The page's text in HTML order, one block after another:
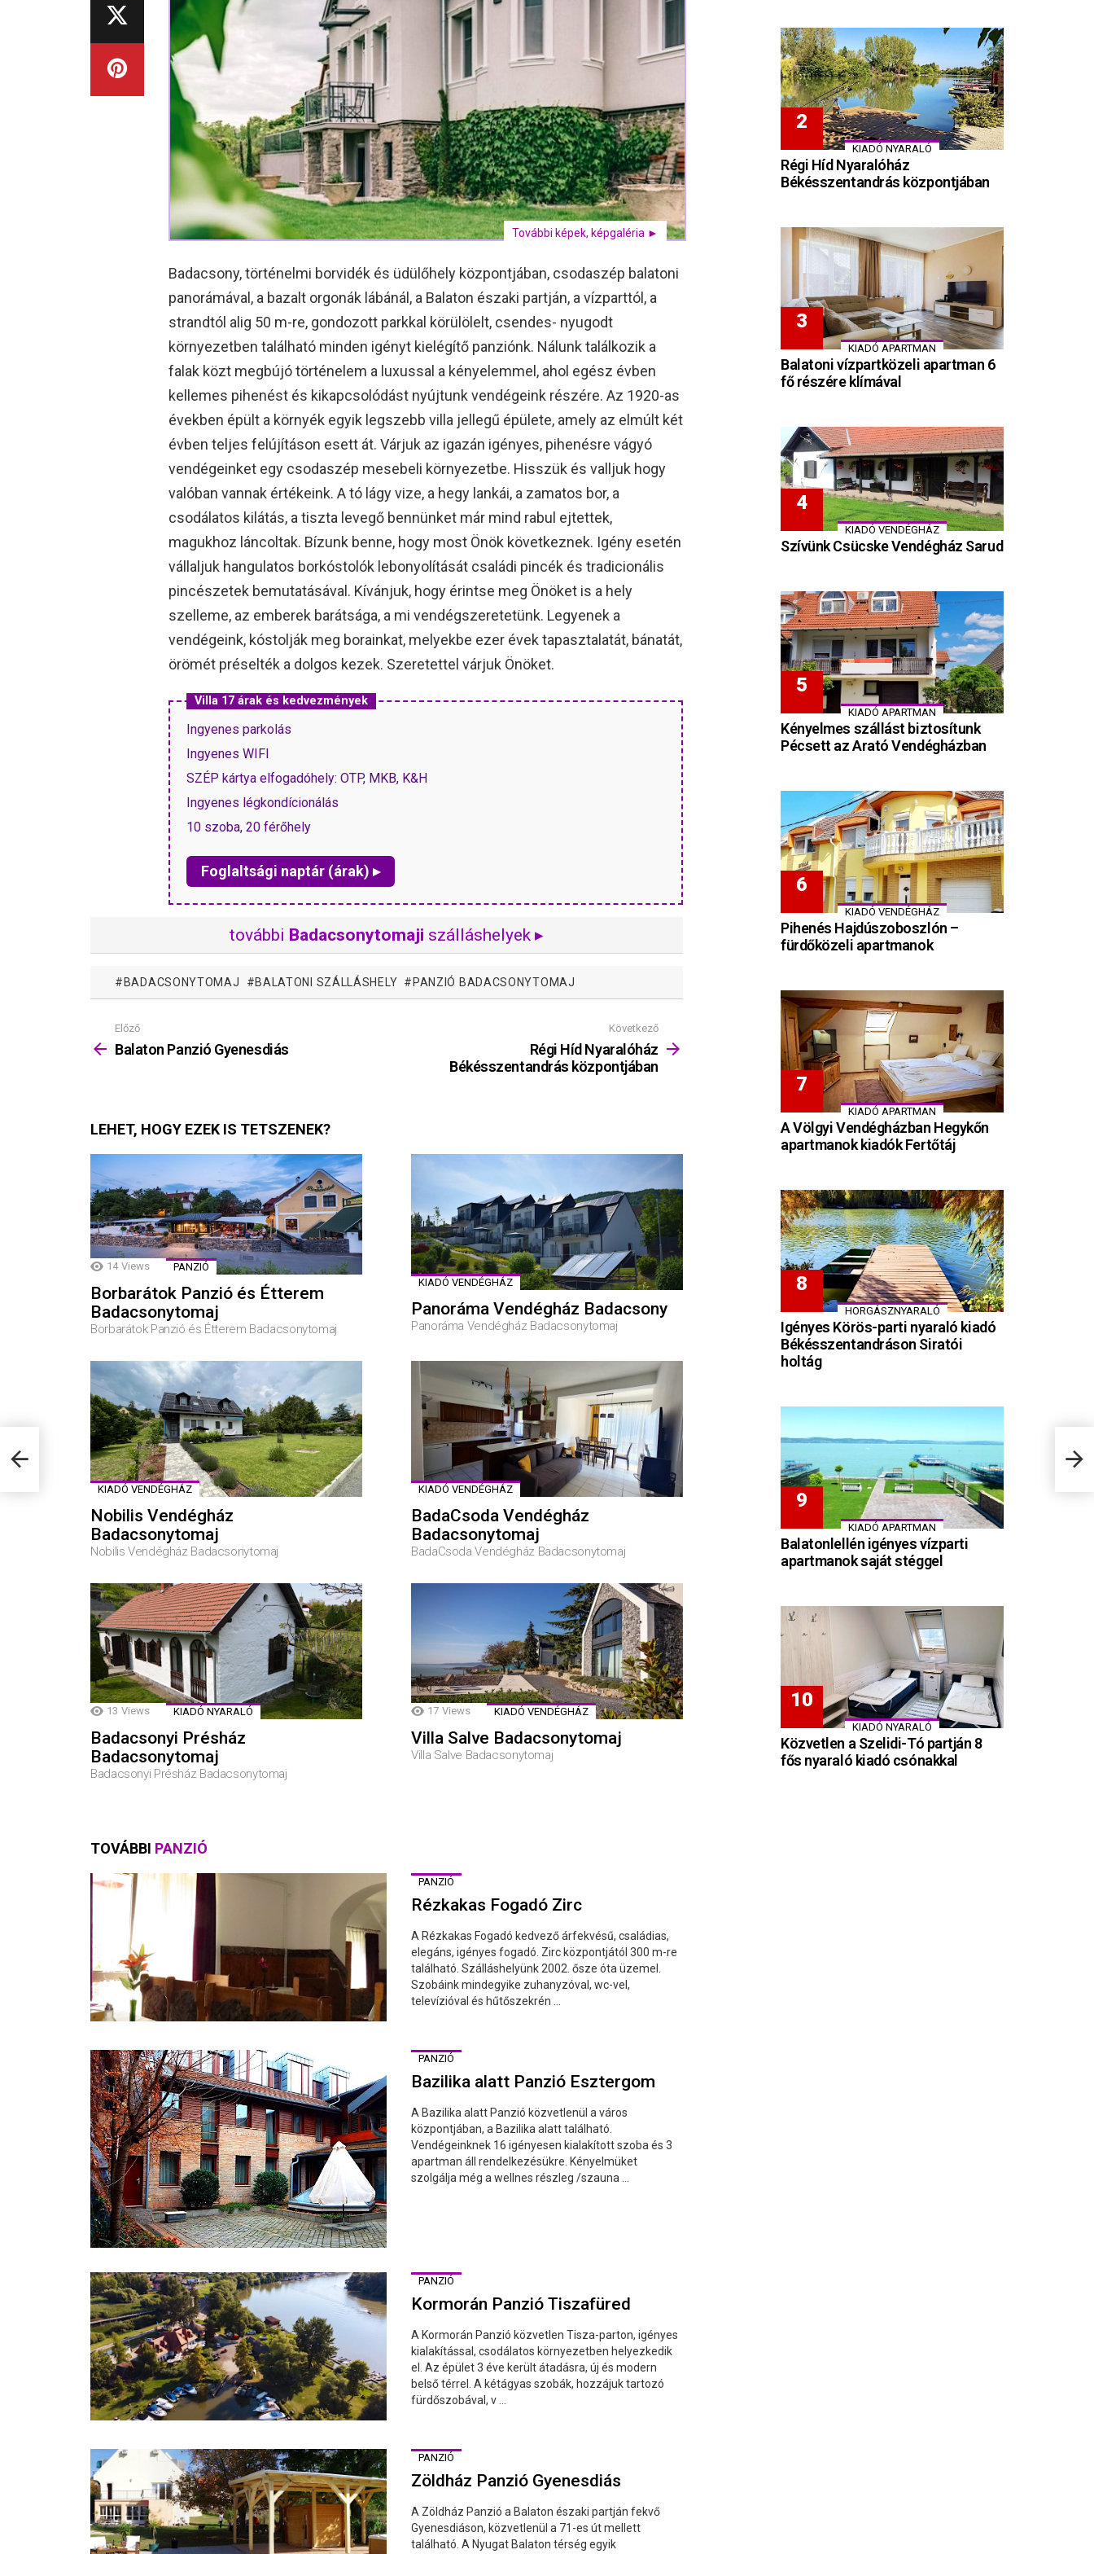
További képek, képgaléria ►
Badacsony, történelmi borvidék és üdülőhely központjában, csodaszép balatoni
panorámával, a bazalt orgonák lábánál, a Balaton északi partján, a vízparttól, a
strandtól alig 50 m-re, gondozott parkkal körülölelt, csendes- nyugodt
környezetben található minden igényt kielégítő panziónk. Nálunk találkozik a
falak közt megbújó történelem a luxussal a kényelemmel, ahol egész évben
kellemes pihenést és kikapcsolódást nyújtunk vendégeink részére. Az 1920-as
években épült a környék egyik legszebb villa jellegű épülete, amely az elmúlt két
évben teljes felújításon esett át. Várjuk az igazán igényes, pihenésre vágyó
vendégeinket egy csodaszép mesebeli környezetbe. Hisszük és valljuk hogy
valóban vannak értékeink. A tó lágy vize, a hegy lankái, a zamatos bor, a
csodálatos kilátás, a tiszta levegő bennünket már mind rabul ejtettek,
magukhoz láncoltak. Bízunk benne, hogy most Önök következnek. Igény esetén
vállaljuk hangulatos borkóstolók lebonyolítását családi pincék és tradicionális
pincészetek bemutatásával. Kívánjuk, hogy érintse meg Önöket is a hely
szelleme, az emberek barátsága, a mi vendégszeretetünk. Legyenek a
vendégeink, kóstolják meg borainkat, melyekbe ezer évek tapasztalatát, bánatát,
örömét préselték a dolgos kezek. Szeretettel várjuk Önöket.
Villa 17 árak és kedvezmények
Ingyenes parkolás
Ingyenes WIFI
SZÉP kártya elfogadóhely: OTP, MKB, K&H
Ingyenes légkondícionálás
10 szoba, 20 férőhely
Foglaltsági naptár (árak) ▸
további Badacsonytomaji szálláshelyek ▸
BADACSONYTOMAJ BALATONI SZÁLLÁSHELY PANZIÓ BADACSONYTOMAJ
Mutass
többet
Előző
Balaton Panzió Gyenesdiás
Következő
Régi Híd Nyaralóház
Békésszentandrás központjában
LEHET, HOGY EZEK IS TETSZENEK?
14 Views PANZIÓ
Borbarátok Panzió és Étterem
Badacsonytomaj
Borbarátok Panzió és Étterem Badacsonytomaj
KIADÓ VENDÉGHÁZ
Panoráma Vendégház Badacsony
Panoráma Vendégház Badacsonytomaj
KIADÓ VENDÉGHÁZ
Nobilis Vendégház
Badacsonytomaj
Nobilis Vendégház Badacsonytomaj
KIADÓ VENDÉGHÁZ
BadaCsoda Vendégház
Badacsonytomaj
BadaCsoda Vendégház Badacsonytomaj
13 Views KIADÓ NYARALÓ
Badacsonyi Présház
Badacsonytomaj
Badacsonyi Présház Badacsonytomaj
17 Views KIADÓ VENDÉGHÁZ
Villa Salve Badacsonytomaj
Villa Salve Badacsonytomaj
TOVÁBBI PANZIÓ
PANZIÓ
Rézkakas Fogadó Zirc
A Rézkakas Fogadó kedvező árfekvésű, családias,
elegáns, igényes fogadó. Zirc központjától 300 m-re
található. Szálláshelyünk 2002. ősze óta üzemel.
Szobáink mindegyike zuhanyzóval, wc-vel,
televízióval és hűtőszekrén ...
PANZIÓ
Bazilika alatt Panzió Esztergom
A Bazilika alatt Panzió közvetlenül a város
központjában, a Bazilika alatt található.
Vendégeinknek 16 igényesen kialakított szoba és 3
apartman áll rendelkezésükre. Kényelmüket
szolgálja még a wellnes részleg /szauna ...
PANZIÓ
Kormorán Panzió Tiszafüred
A Kormorán Panzió közvetlen Tisza-parton, igényes
kialakítással, csodálatos környezetben helyezkedik
el. Az épület 3 éve került átadásra, új és modern
belső térrel. A kétágyas szobák, hozzájuk tartozó
fürdőszobával, v ...
PANZIÓ
Zöldház Panzió Gyenesdiás
A Zöldház Panzió a Balaton északi partján fekvő
Gyenesdiáson, közvetlenül a 71-es út mellett
található. A Nyugat Balaton térség egyik
KIADÓ NYARALÓ
Régi Híd Nyaralóház
Békésszentandrás központjában
KIADÓ APARTMAN
Balatoni vízpartközeli apartman 6
fő részére klímával
KIADÓ VENDÉGHÁZ
Szívünk Csücske Vendégház Sarud
KIADÓ APARTMAN
Kényelmes szállást biztosítunk
Pécsett az Arató Vendégházban
KIADÓ VENDÉGHÁZ
Pihenés Hajdúszoboszlón –
fürdőközeli apartmanok
KIADÓ APARTMAN
A Völgyi Vendégházban Hegykőn
apartmanok kiadók Fertőtáj
HORGÁSZNYARALÓ
Igényes Körös-parti nyaraló kiadó
Békésszentandráson Siratói
holtág
KIADÓ APARTMAN
Balatonlellén igényes vízparti
apartmanok saját stéggel
KIADÓ NYARALÓ
Közvetlen a Szelidi-Tó partján 8
fős nyaraló kiadó csónakkal